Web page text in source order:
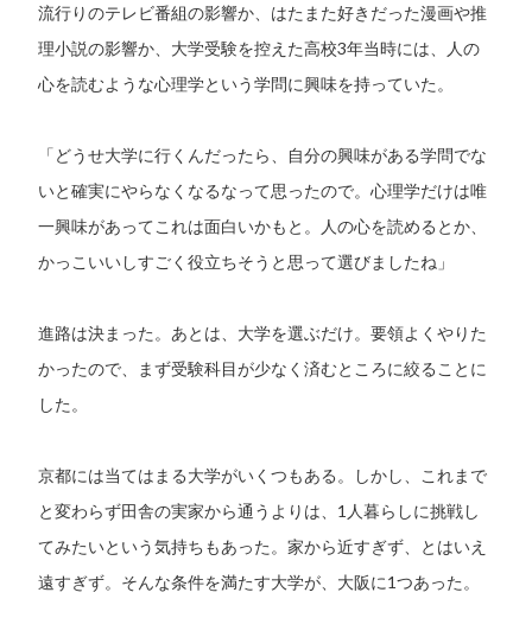
流行りのテレビ番組の影響か、はたまた好きだった漫画や推
理小説の影響か、大学受験を控えた高校3年当時には、人の
心を読むような心理学という学問に興味を持っていた。
「どうせ大学に行くんだったら、自分の興味がある学問でな
いと確実にやらなくなるなって思ったので。心理学だけは唯
一興味があってこれは面白いかもと。人の心を読めるとか、
かっこいいしすごく役立ちそうと思って選びましたね」
進路は決まった。あとは、大学を選ぶだけ。要領よくやりた
かったので、まず受験科目が少なく済むところに絞ることに
した。
京都には当てはまる大学がいくつもある。しかし、これまで
と変わらず田舎の実家から通うよりは、1人暮らしに挑戦し
てみたいという気持ちもあった。家から近すぎず、とはいえ
遠すぎず。そんな条件を満たす大学が、大阪に1つあった。